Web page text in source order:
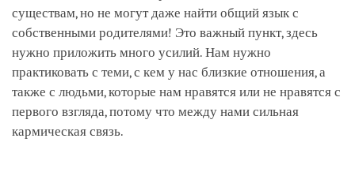
существам, но не могут даже найти общий язык с
собственными родителями! Это важный пункт, здесь
нужно приложить много усилий. Нам нужно
практиковать с теми, с кем у нас близкие отношения, а
также с людьми, которые нам нравятся или не нравятся с
первого взгляда, потому что между нами сильная
кармическая связь.